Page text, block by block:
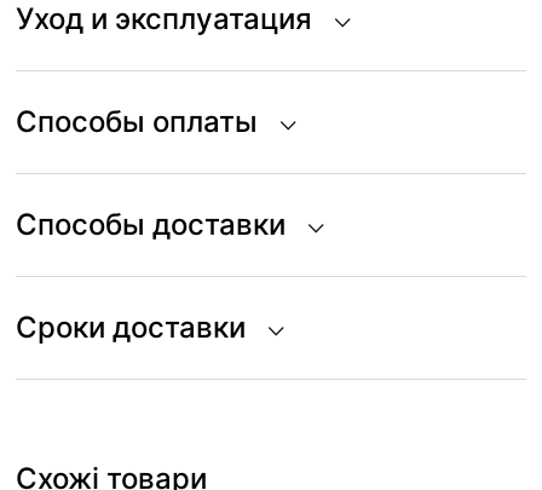
Уход и эксплуатация
Способы оплаты
Способы доставки
Сроки доставки
Схожі товари